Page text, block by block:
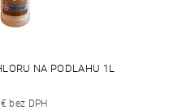
NA PODLAHU 1L
bez DPH